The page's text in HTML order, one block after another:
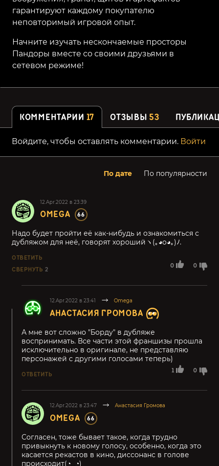
гарантируют каждому покупателю
неповторимый игровой опыт.
Начните изучать нескончаемые просторы
Пандоры вместе со своими друзьями в
сетевом режиме!
КОММЕНТАРИИ 17 ОТЗЫВЫ53
Войдите, чтобы оставлять комментарии. Войти
По дате По популярности
12.Apr.2022 в 23:39
OMEGA 66
0 0
Надо будет пройти её как-нибудь и ознакомиться с
дубляжом для неё, говорят хорошийヽ(｡◕o◕｡)ﾉ.
ОТВЕТИТЬ
СВЕРНУТЬ 2
12.Apr.2022 в 23:41 Omega
АНАСТАСИЯ ГРОМОВА
1 0
А мне вот сложно "Борду" в дубляже
воспринимать. Все части этой франшизы прошла
исключительно в оригинале, не представляю
персонажей с другими голосами теперь)
ОТВЕТИТЬ
12.Apr.2022 в 23:47 Анастасия Громова
OMEGA 66
Согласен, тоже бывает такое, когда трудно
привыкнуть к новому голосу, особенно, когда это
касается рекастов в кино, диссонанс в голове
происходит(◔‿◔)